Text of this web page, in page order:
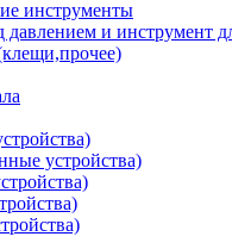
инструменты
и инструмент
устройства)